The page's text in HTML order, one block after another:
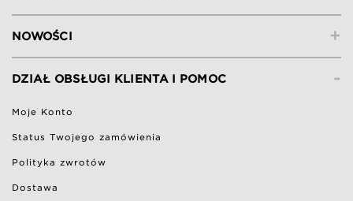
+
NOWOŚCI
-
DZIAŁ OBSŁUGI KLIENTA I POMOC
Moje Konto
Status Twojego zamówienia
Polityka zwrotów
Dostawa